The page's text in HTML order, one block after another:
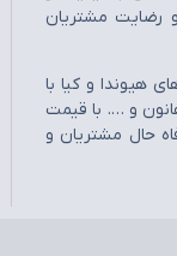
رضايت مشتريان
هيوندا و کيا با
و …. با قيمت
حال مشتريان و